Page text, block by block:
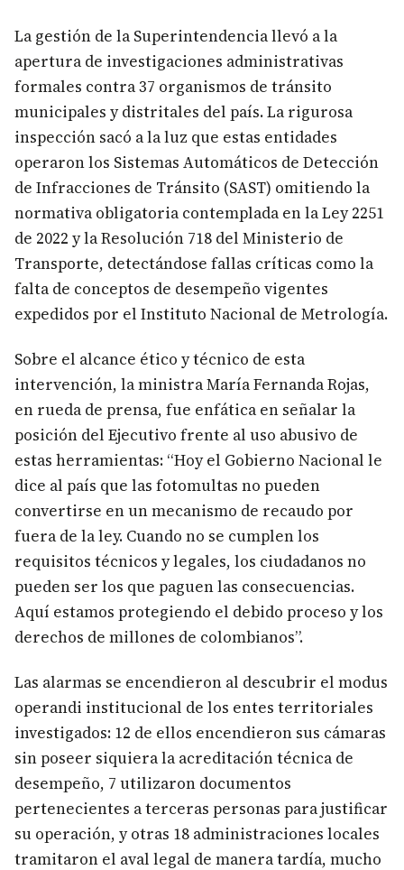
La gestión de la Superintendencia llevó a la
apertura de investigaciones administrativas
formales contra 37 organismos de tránsito
municipales y distritales del país. La rigurosa
inspección sacó a la luz que estas entidades
operaron los Sistemas Automáticos de Detección
de Infracciones de Tránsito (SAST) omitiendo la
normativa obligatoria contemplada en la Ley 2251
de 2022 y la Resolución 718 del Ministerio de
Transporte, detectándose fallas críticas como la
falta de conceptos de desempeño vigentes
expedidos por el Instituto Nacional de Metrología.
Sobre el alcance ético y técnico de esta
intervención, la ministra María Fernanda Rojas,
en rueda de prensa, fue enfática en señalar la
posición del Ejecutivo frente al uso abusivo de
estas herramientas: “Hoy el Gobierno Nacional le
dice al país que las fotomultas no pueden
convertirse en un mecanismo de recaudo por
fuera de la ley. Cuando no se cumplen los
requisitos técnicos y legales, los ciudadanos no
pueden ser los que paguen las consecuencias.
Aquí estamos protegiendo el debido proceso y los
derechos de millones de colombianos”.
Las alarmas se encendieron al descubrir el modus
operandi institucional de los entes territoriales
investigados: 12 de ellos encendieron sus cámaras
sin poseer siquiera la acreditación técnica de
desempeño, 7 utilizaron documentos
pertenecientes a terceras personas para justificar
su operación, y otras 18 administraciones locales
tramitaron el aval legal de manera tardía, mucho